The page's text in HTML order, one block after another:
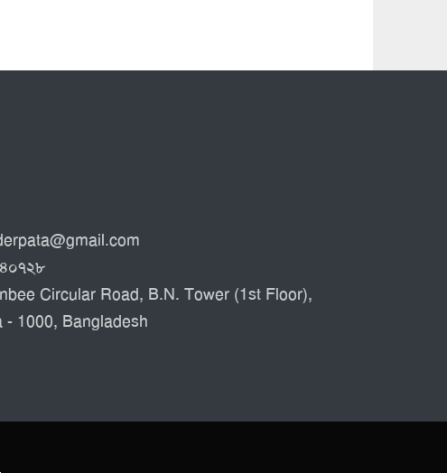
Circular Road, B.N. Tower (1st Floor),
- 1000, Bangladesh